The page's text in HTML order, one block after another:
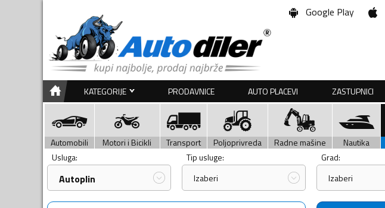
Google Play
KATEGORIJE PRODAVNICE AUTO PLACEVI ZASTUPNICI
Automobili Motori i Bicikli Transport Poljoprivreda Radne mašine Nautika
Usluga:
Autoplin
Tip usluge:
Izaberi
Grad:
Izaberi